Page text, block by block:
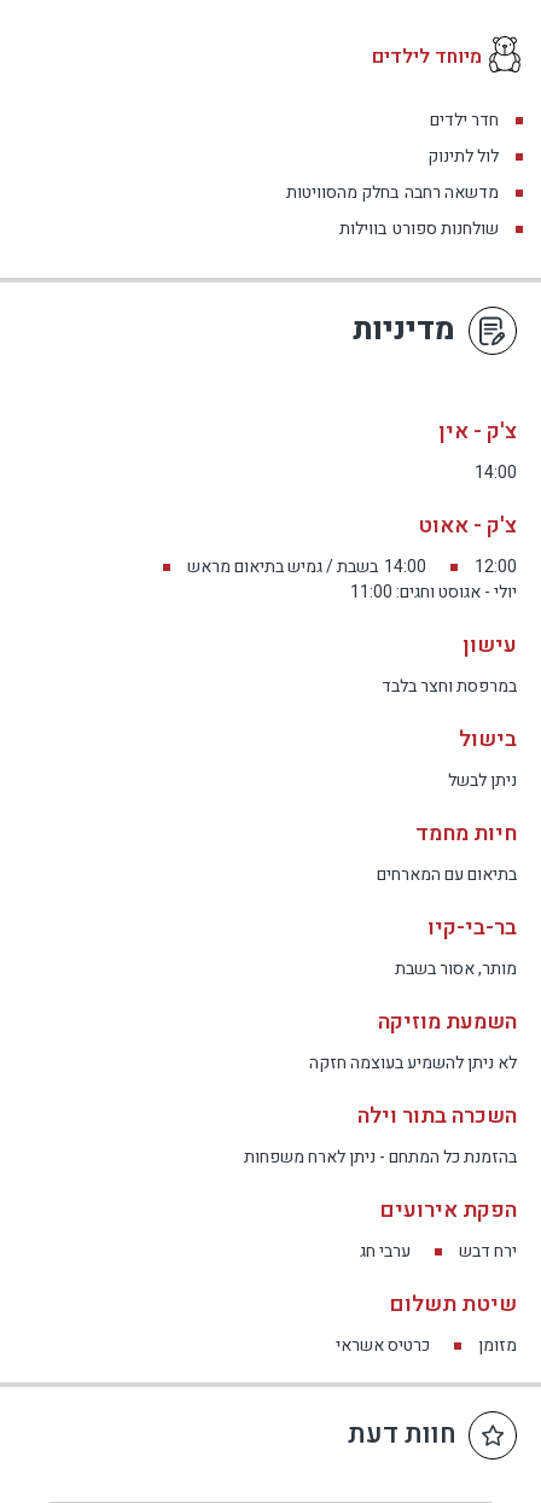
מיוחד לילדים
חדר ילדים
לול לתינוק
מדשאה רחבה בחלק מהסוויטות
שולחנות ספורט בווילות
מדיניות
צ'ק - אין
14:00
צ'ק - אאוט
12:00
14:00 בשבת / גמיש בתיאום מראש
יולי - אגוסט וחגים: 11:00
עישון
במרפסת וחצר בלבד
בישול
ניתן לבשל
חיות מחמד
בתיאום עם המארחים
בר-בי-קיו
מותר, אסור בשבת
השמעת מוזיקה
לא ניתן להשמיע בעוצמה חזקה
השכרה בתור וילה
בהזמנת כל המתחם - ניתן לארח משפחות
הפקת אירועים
ירח דבש ערבי חג
שיטת תשלום
מזומן כרטיס אשראי
חוות דעת